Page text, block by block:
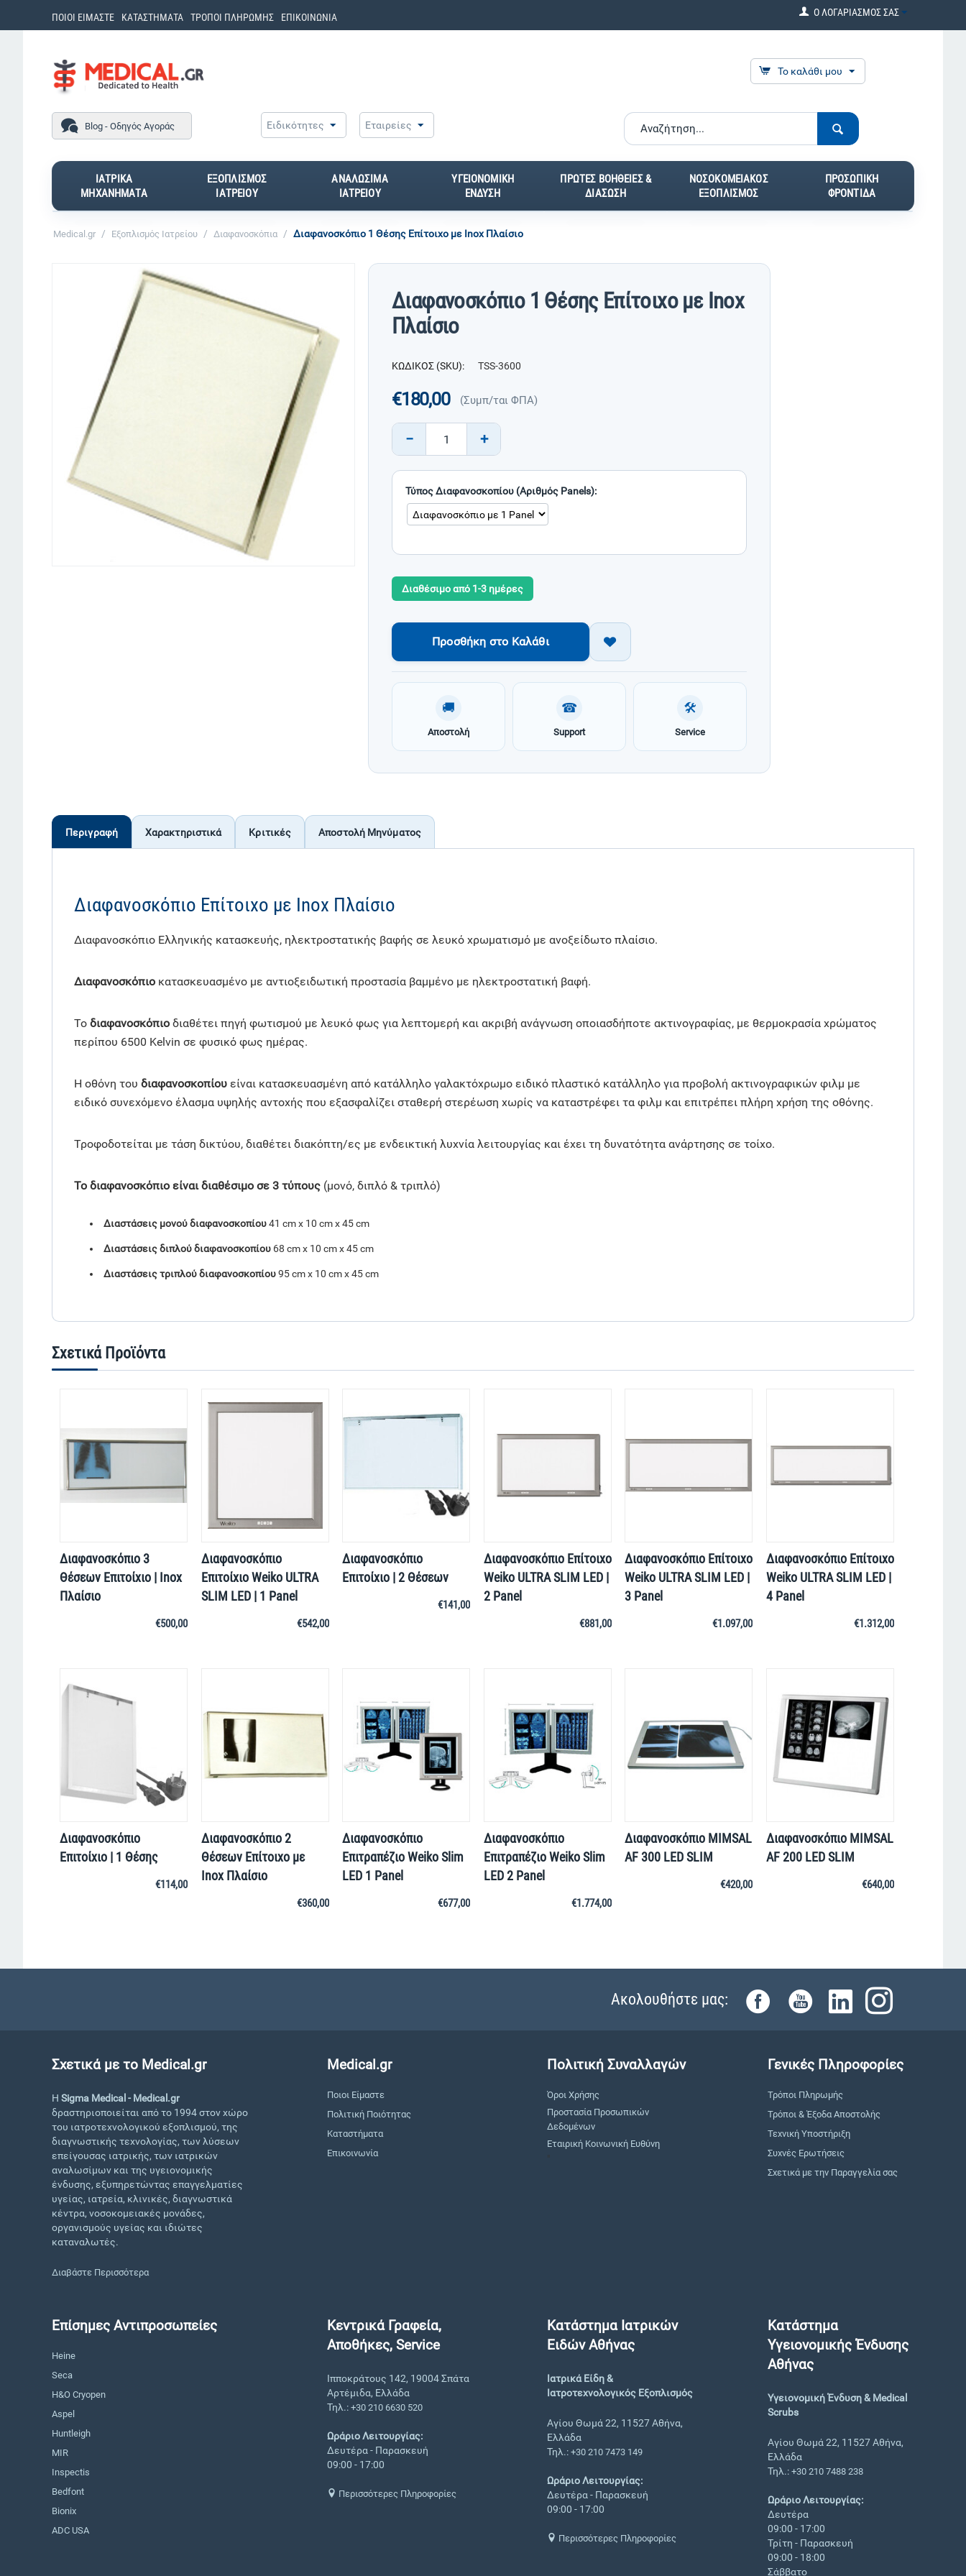
ΠΟΙΟΙ ΕΙΜΑΣΤΕ ΚΑΤΑΣΤΗΜΑΤΑ ΤΡΟΠΟΙ ΠΛΗΡΩΜΗΣ ΕΠΙΚΟΙΝΩΝΙΑ Ο ΛΟΓΑΡΙΑΣΜΟΣ ΣΑΣ
Το καλάθι μου
Blog - Οδηγός Αγοράς Ειδικότητες Εταιρείες
ΙΑΤΡΙΚΑ
ΜΗΧΑΝΗΜΑΤΑ
ΕΞΟΠΛΙΣΜΟΣ
ΙΑΤΡΕΙΟΥ
ΑΝΑΛΩΣΙΜΑ
ΙΑΤΡΕΙΟΥ
ΥΓΕΙΟΝΟΜΙΚΗ
ΕΝΔΥΣΗ
ΠΡΩΤΕΣ ΒΟΗΘΕΙΕΣ &
ΔΙΑΣΩΣΗ
ΝΟΣΟΚΟΜΕΙΑΚΟΣ
ΕΞΟΠΛΙΣΜΟΣ
ΠΡΟΣΩΠΙΚΗ
ΦΡΟΝΤΙΔΑ
Medical.gr / Εξοπλισμός Ιατρείου / Διαφανοσκόπια / Διαφανοσκόπιο 1 Θέσης Επίτοιχο με Inox Πλαίσιο
Διαφανοσκόπιο 1 Θέσης Επίτοιχο με Inox
Πλαίσιο
ΚΩΔΙΚΟΣ (SKU): TSS-3600
€180,00 (Συμπ/ται ΦΠΑ)
+
−
Τύπος Διαφανοσκοπίου (Αριθμός Panels):
Διαθέσιμο από 1-3 ημέρες
Προσθήκη στο Καλάθι
🚚
Αποστολή
☎
Support
🛠
Service
Περιγραφή Χαρακτηριστικά Κριτικές Αποστολή Μηνύματος
Διαφανοσκόπιο Επίτοιχο με Inox Πλαίσιο
Διαφανοσκόπιο Ελληνικής κατασκευής, ηλεκτροστατικής βαφής σε λευκό χρωματισμό με ανοξείδωτο πλαίσιο.
Διαφανοσκόπιο κατασκευασμένο με αντιοξειδωτική προστασία βαμμένο με ηλεκτροστατική βαφή.
Το διαφανοσκόπιο διαθέτει πηγή φωτισμού με λευκό φως για λεπτομερή και ακριβή ανάγνωση οποιασδήποτε ακτινογραφίας, με θερμοκρασία χρώματος
περίπου 6500 Kelvin σε φυσικό φως ημέρας.
Η οθόνη του διαφανοσκοπίου είναι κατασκευασμένη από κατάλληλο γαλακτόχρωμο ειδικό πλαστικό κατάλληλο για προβολή ακτινογραφικών φιλμ με
ειδικό συνεχόμενο έλασμα υψηλής αντοχής που εξασφαλίζει σταθερή στερέωση χωρίς να καταστρέφει τα φιλμ και επιτρέπει πλήρη χρήση της οθόνης.
Τροφοδοτείται με τάση δικτύου, διαθέτει διακόπτη/ες με ενδεικτική λυχνία λειτουργίας και έχει τη δυνατότητα ανάρτησης σε τοίχο.
Το διαφανοσκόπιο είναι διαθέσιμο σε 3 τύπους (μονό, διπλό & τριπλό)
Διαστάσεις μονού διαφανοσκοπίου41 cm x 10 cm x 45 cm
Διαστάσεις διπλού διαφανοσκοπίου 68 cm x 10 cm x 45 cm
Διαστάσεις τριπλού διαφανοσκοπίου95 cm x 10 cm x 45 cm
Σχετικά Προϊόντα
Διαφανοσκόπιο 3
Θέσεων Επιτοίχιο | Inox
Πλαίσιο
€500,00
Διαφανοσκόπιο
Επιτοίχιο Weiko ULTRA
SLIM LED | 1 Panel
€542,00
Διαφανοσκόπιο
Επιτοίχιο | 2 Θέσεων
€141,00
Διαφανοσκόπιο Επίτοιχο
Weiko ULTRA SLIM LED |
2 Panel
€881,00
Διαφανοσκόπιο Επίτοιχο
Weiko ULTRA SLIM LED |
3 Panel
€1.097,00
Διαφανοσκόπιο Επίτοιχο
Weiko ULTRA SLIM LED |
4 Panel
€1.312,00
Διαφανοσκόπιο
Επιτοίχιο | 1 Θέσης
€114,00
Διαφανοσκόπιο 2
Θέσεων Επίτοιχο με
Inox Πλαίσιο
€360,00
Διαφανοσκόπιο
Επιτραπέζιο Weiko Slim
LED 1 Panel
€677,00
Διαφανοσκόπιο
Επιτραπέζιο Weiko Slim
LED 2 Panel
€1.774,00
Διαφανοσκόπιο MIMSAL
AF 300 LED SLIM
€420,00
Διαφανοσκόπιο MIMSAL
AF 200 LED SLIM
€640,00
Ακολουθήστε μας:
Σχετικά με το Medical.gr
Η Sigma Medical - Medical.gr
δραστηριοποιείται από το 1994 στον χώρο
του ιατροτεχνολογικού εξοπλισμού, της
διαγνωστικής τεχνολογίας, των λύσεων
επείγουσας ιατρικής, των ιατρικών
αναλωσίμων και της υγειονομικής
ένδυσης, εξυπηρετώντας επαγγελματίες
υγείας, ιατρεία, κλινικές, διαγνωστικά
κέντρα, νοσοκομειακές μονάδες,
οργανισμούς υγείας και ιδιώτες
καταναλωτές.
Διαβάστε Περισσότερα
Medical.gr
Ποιοι Είμαστε
Πολιτική Ποιότητας
Καταστήματα
Επικοινωνία
Πολιτική Συναλλαγών
Όροι Χρήσης
Προστασία Προσωπικών
Δεδομένων
Εταιρική Κοινωνική Ευθύνη
"
Γενικές Πληροφορίες
Τρόποι Πληρωμής
Τρόποι & Έξοδα Αποστολής
Τεχνική Υποστήριξη
Συχνές Ερωτήσεις
Σχετικά με την Παραγγελία σας
Επίσημες Αντιπροσωπείες
Heine
Seca
H&O Cryopen
Aspel
Huntleigh
MIR
Inspectis
Bedfont
Bionix
ADC USA
Κεντρικά Γραφεία,
Αποθήκες, Service
Ιπποκράτους 142, 19004 Σπάτα
Αρτέμιδα, Ελλάδα
Τηλ.: +30 210 6630 520
Ωράριο Λειτουργίας:
Δευτέρα - Παρασκευή
09:00 - 17:00
Περισσότερες Πληροφορίες
Κατάστημα Ιατρικών
Ειδών Αθήνας
Ιατρικά Είδη &
Ιατροτεχνολογικός Εξοπλισμός
Αγίου Θωμά 22, 11527 Αθήνα,
Ελλάδα
Τηλ.:+30 210 7473 149
Ωράριο Λειτουργίας:
Δευτέρα - Παρασκευή
09:00 - 17:00
Περισσότερες Πληροφορίες
Κατάστημα
Υγειονομικής Ένδυσης
Αθήνας
Υγειονομική Ένδυση & Medical
Scrubs
Αγίου Θωμά 22, 11527 Αθήνα,
Ελλάδα
Τηλ.: +30 210 7488 238
Ωράριο Λειτουργίας:
Δευτέρα
09:00 - 17:00
Τρίτη - Παρασκευή
09:00 - 18:00
Σάββατο